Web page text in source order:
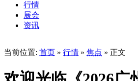
行情
展会
资讯
当前位置: 首页 » 行情 » 焦点 » 正文